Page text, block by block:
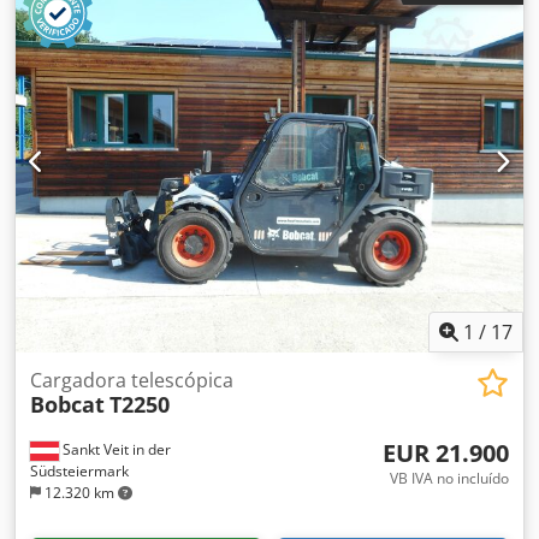
1.150 mm
585 kg, longitud total:
tipo de accionamiento:Elektro, ancho de construcción:
800 mm, Apilador Cjdpfx Ansy Uz Sqs Eerf Centro de
carga: 600 mm Ancho de horquillas: 180 mm Grosor de
horquillas: 60 mm Tipo de mástil: Dúplex Estado: Nuevo
Estado técnico: Nuevo Tipo de neumático delantero:
Poliuretano Estado del neumático delantero: 80 - 100%
Tipo de neumático trasero: Poliuretano Estado del
neumático trasero: 80 - 100% Batería Voltios: 24V Batería
Ah: 60Ah Tipo de batería: Ion de litio Año de fabricación de
la batería: 2026 Estado de la batería: 80 - 100% Certificado
CE, Batería de ion de litio libre de mantenimiento 24 V
1 / 17
Sankt Veit in der
Südsteiermark
12.320 km
Cargadora telescópica
BobcatT2250
EUR 21.900
VB IVA no incluído